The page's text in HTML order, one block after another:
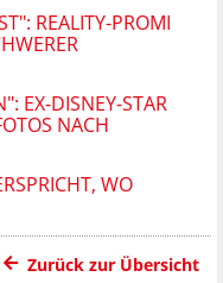
REALITY-PROMI
EX-DISNEY-STAR
NACH
WO
Zurück zur Übersicht